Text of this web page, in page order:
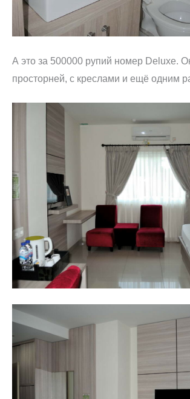
А это за 500000 рупий номер Deluxe.
просторней, с креслами и ещё одним